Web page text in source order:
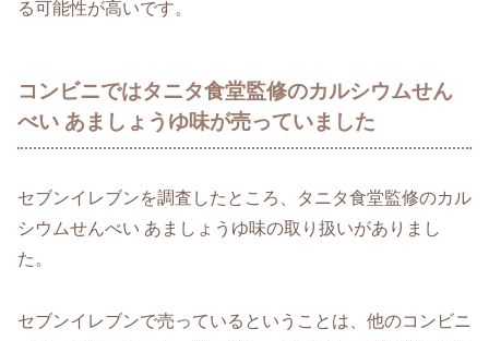
る可能性が高いです。
コンビニではタニタ食堂監修のカルシウムせん
べい あましょうゆ味が売っていました
セブンイレブンを調査したところ、タニタ食堂監修のカル
シウムせんべい あましょうゆ味の取り扱いがありまし
た。
セブンイレブンで売っているということは、他のコンビニ